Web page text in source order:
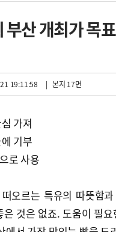
산 개최가 목
19:11:58 | 본지 17면
가져
기부
로 사용
오르는 특유의 따뜻함
것은 없죠. 도움이 필